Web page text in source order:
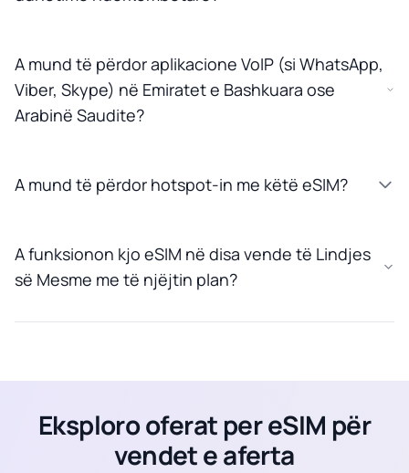
A mund të përdor aplikacione VoIP (si WhatsApp,
Viber, Skype) në Emiratet e Bashkuara ose
Arabinë Saudite?
A mund të përdor hotspot-in me këtë eSIM?
A funksionon kjo eSIM në disa vende të Lindjes
së Mesme me të njëjtin plan?
Eksploro oferat per eSIM për
vendet e aferta